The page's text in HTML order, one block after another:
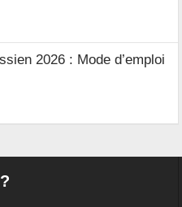
2026 : Mode d’emploi